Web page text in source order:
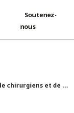
Soutenez-
nous
chirurgiens et de ...